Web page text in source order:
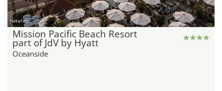
hotel.de
Mission Pacific Beach Resort
part of JdV by Hyatt
Oceanside